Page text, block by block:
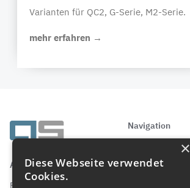
Varianten für QC2, G-Serie, M2-Serie.
mehr erfahren →
AS Strömungstechnik GmbH
Elly-Beinhorn-Straße 7
Navigation
Produkte
×
Diese Webseite verwendet
Cookies.